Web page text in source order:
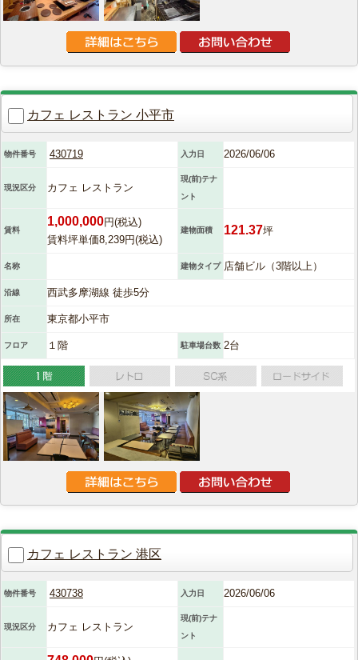
カフェ レストラン 小平市
物件番号 430719 入力日 2026/06/06
現況区分 カフェ レストラン
現(前)テナ
ント
賃料
1,000,000円(税込)
賃料坪単価8,239円(税込)
建物面積 121.37坪
名称 建物タイプ 店舗ビル（3階以上）
沿線 西武多摩湖線 徒歩5分
所在 東京都小平市
フロア １階 駐車場台数 2台
カフェ レストラン 港区
物件番号 430738 入力日 2026/06/06
現況区分 カフェ レストラン
現(前)テナ
ント